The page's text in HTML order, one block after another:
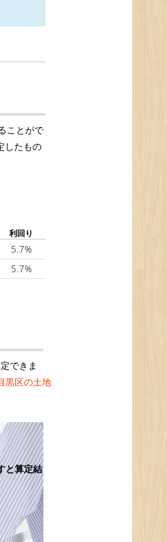
ことがで
したもの
利回り
5.7%
5.7%
できま
黒区の土地
と算定結